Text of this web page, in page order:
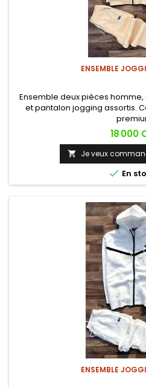
ENSEMBLE
Ensemble deux pièces
et pantalon jogging assortis.
Prix
18 000
 Je veux
 En
ENSEMBLE